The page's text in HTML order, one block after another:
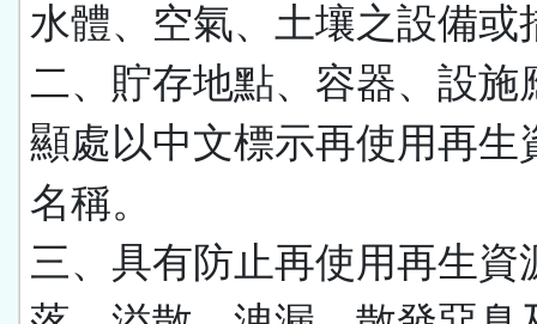
水體、空氣、土壤之設備或
二、貯存地點、容器、設施
顯處以中文標示再使用再生
名稱。
三、具有防止再使用再生資